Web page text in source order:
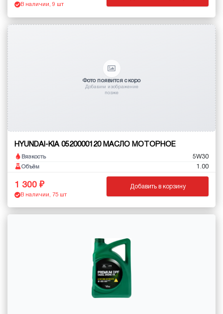
В наличии, 9 шт
Фото появится скоро
Добавим изображение
позже
HYUNDAI-KIA 0520000120 МАСЛО МОТОРНОЕ
Вязкость 5W30
Объём 1.00
1 300
В наличии, 75 шт
Добавить в корзину